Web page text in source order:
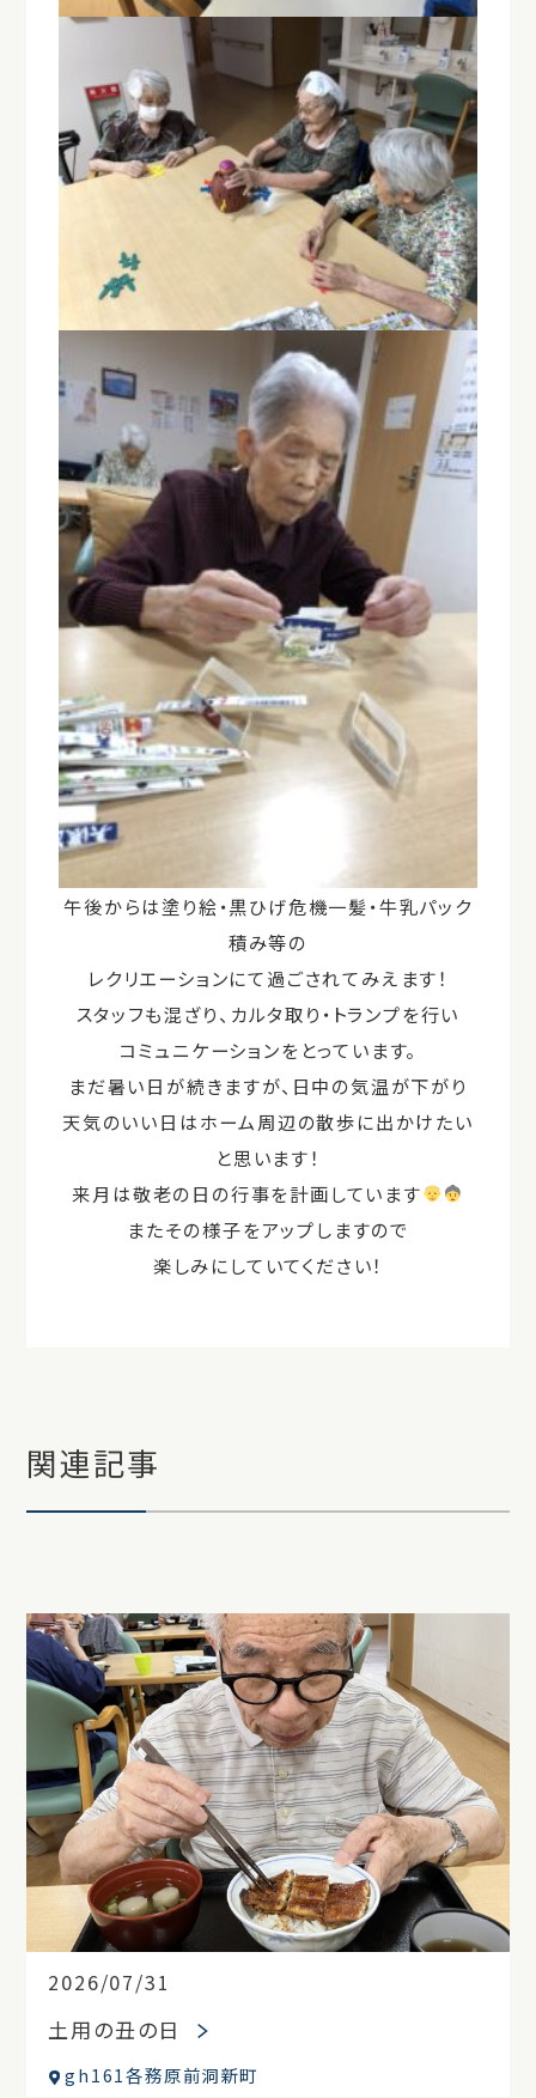
午後からは塗り絵・黒ひげ危機一髪・牛乳パック
積み等の
レクリエーションにて過ごされてみえます！
スタッフも混ざり、カルタ取り・トランプを行い
コミュニケーションをとっています。
まだ暑い日が続きますが、日中の気温が下がり
天気のいい日はホーム周辺の散歩に出かけたい
と思います！
来月は敬老の日の行事を計画しています
またその様子をアップしますので
楽しみにしていてください！
関連記事
2026/07/31
土用の丑の日
gh161各務原前洞新町